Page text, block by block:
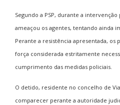
Segundo a PSP, durante a
ameaçou os agentes, tentando ainda
Perante a resistência apresentada, os
força considerada estritamente
cumprimento das medidas policiais.
O detido, residente no concelho de
comparecer perante a autoridade